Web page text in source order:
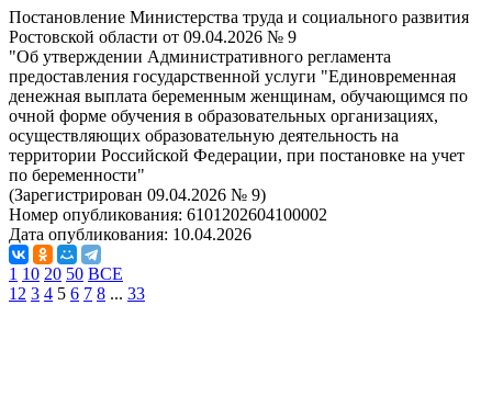
Постановление Министерства труда и социального развития
Ростовской области от 09.04.2026 № 9
"Об утверждении Административного регламента
предоставления государственной услуги "Единовременная
денежная выплата беременным женщинам, обучающимся по
очной форме обучения в образовательных организациях,
осуществляющих образовательную деятельность на
территории Российской Федерации, при постановке на учет
по беременности"
(Зарегистрирован 09.04.2026 № 9)
Номер опубликования: 6101202604100002
Дата опубликования: 10.04.2026
1 10 20 50 ВСЕ
1 2 3 4 5 6 7 8 ... 33